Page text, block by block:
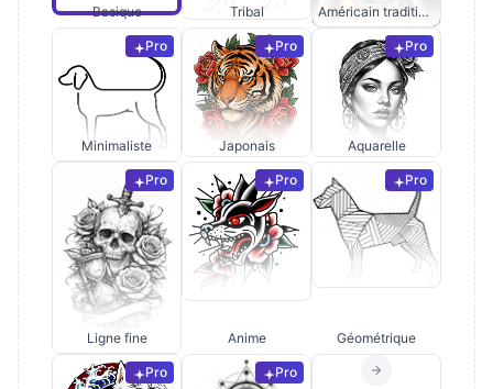
Basique Tribal Américain traditionnel
Pro
Minimaliste
Pro
Japonais
Pro
Aquarelle
Pro
Ligne fine
Pro
Anime
Pro
Géométrique
Pro Pro